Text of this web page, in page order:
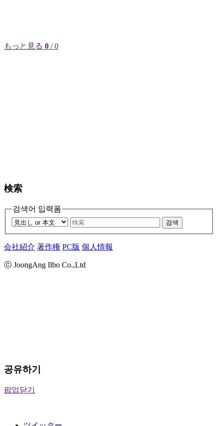
もっと見る 0 / 0
検索
검색어 입력폼
검색
会社紹介 著作権 PC版 個人情報
ⓒ JoongAng Ilbo Co.,Ltd
공유하기
팝업닫기